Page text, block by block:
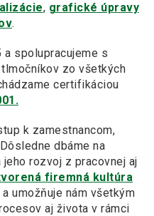
, grafické úpravy
.
a spolupracujeme s
zo všetkých
certifikáciou
k zamestnancom,
dbáme na
rozvoj z pracovnej aj
firemná kultúra
umožňuje nám všetkým
aj života v rámci